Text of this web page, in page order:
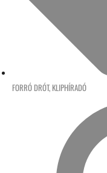
FORRÓ DRÓT, KLIPHÍRADÓ